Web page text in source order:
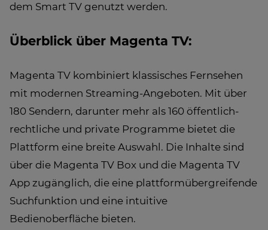
dem Smart TV genutzt werden.
Überblick über Magenta TV:
Magenta TV kombiniert klassisches Fernsehen
mit modernen Streaming-Angeboten. Mit über
180 Sendern, darunter mehr als 160 öffentlich-
rechtliche und private Programme bietet die
Plattform eine breite Auswahl. Die Inhalte sind
über die Magenta TV Box und die Magenta TV
App zugänglich, die eine plattformübergreifende
Suchfunktion und eine intuitive
Bedienoberfläche bieten.